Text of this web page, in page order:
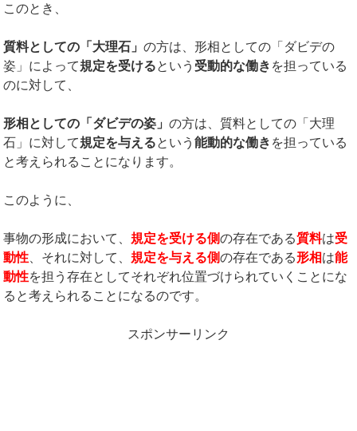
このとき、
質料としての「大理石」の方は、形相としての「ダビデの
姿」によって規定を受けるという 受動的な働き を担っている
のに対して、
形相としての「ダビデの姿」の方は、質料としての「大理
石」に対して規定を与えるという能動的な働き を担っている
と考えられることになります。
このように、
事物の形成において、規定を受ける側の存在である質料は受
動性 、それに対して、規定を与える側の存在である形相は能
動性を担う存在としてそれぞれ位置づけられていくことにな
ると考えられることになるのです。
スポンサーリンク